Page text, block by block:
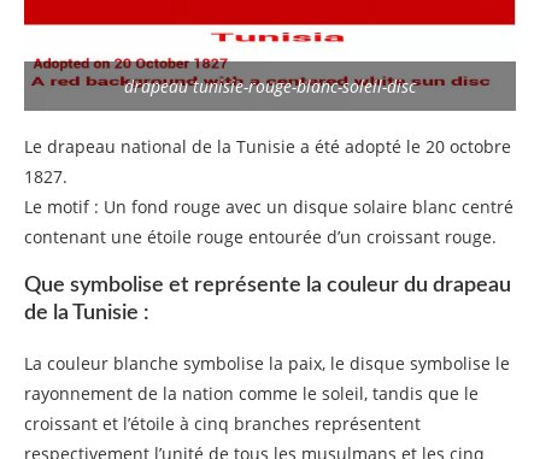
drapeau tunisie-rouge-blanc-soleil-disc
Le drapeau national de la Tunisie a été adopté le 20 octobre
1827.
Le motif : Un fond rouge avec un disque solaire blanc centré
contenant une étoile rouge entourée d’un croissant rouge.
Que symbolise et représente la couleur du drapeau
de la Tunisie :
La couleur blanche symbolise la paix, le disque symbolise le
rayonnement de la nation comme le soleil, tandis que le
croissant et l’étoile à cinq branches représentent
respectivement l’unité de tous les musulmans et les cinq